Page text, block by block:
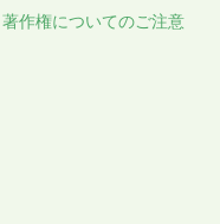
著作権についてのご注意